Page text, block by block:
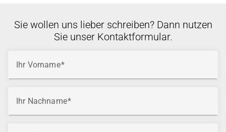
Sie wollen uns lieber schreiben? Dann nutzen
Sie unser Kontaktformular.
Ihr Vorname
Ihr Nachname